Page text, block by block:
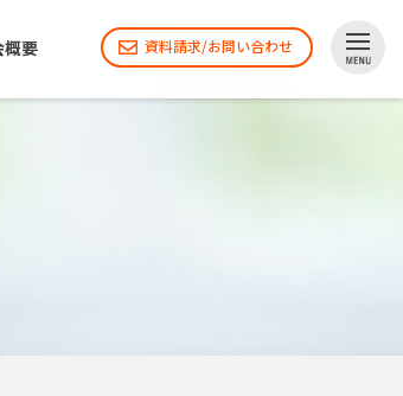
概要 資料請求/お問い合わせ